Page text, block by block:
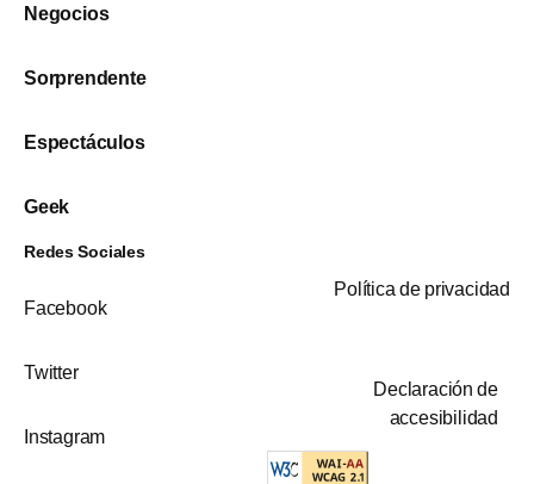
Negocios
Sorprendente
Espectáculos
Geek
Redes Sociales
Facebook
Twitter
Instagram
Política de privacidad
Declaración de
accesibilidad